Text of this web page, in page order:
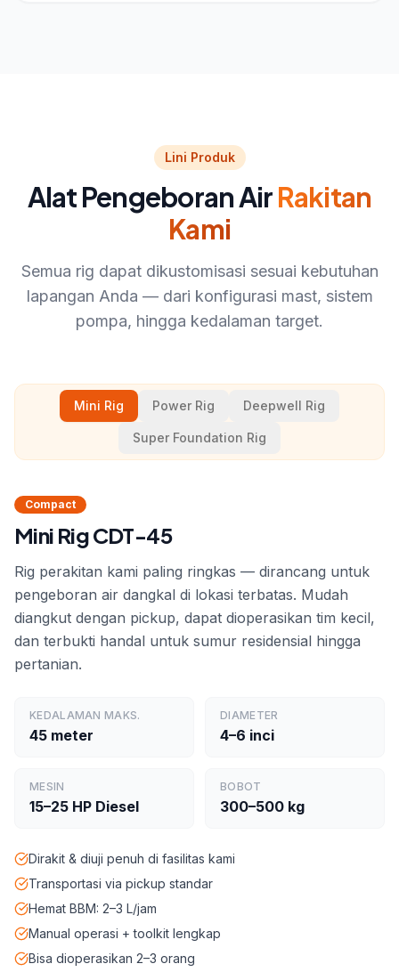
Lini Produk
Alat Pengeboran AirRakitan
Kami
Semua rig dapat dikustomisasi sesuai kebutuhan
lapangan Anda — dari konfigurasi mast, sistem
pompa, hingga kedalaman target.
Mini Rig Power Rig Deepwell Rig
Super Foundation Rig
Compact
Mini Rig CDT-45
Rig perakitan kami paling ringkas — dirancang untuk
pengeboran air dangkal di lokasi terbatas. Mudah
diangkut dengan pickup, dapat dioperasikan tim kecil,
dan terbukti handal untuk sumur residensial hingga
pertanian.
KEDALAMAN MAKS.
45 meter
DIAMETER
4–6 inci
MESIN
15–25 HP Diesel
BOBOT
300–500 kg
Dirakit & diuji penuh di fasilitas kami
Transportasi via pickup standar
Hemat BBM: 2–3 L/jam
Manual operasi + toolkit lengkap
Bisa dioperasikan 2–3 orang